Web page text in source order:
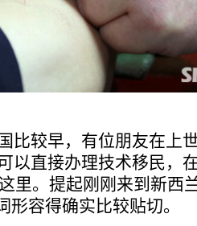
较早，有位朋友在上
以直接办理技术移民，
里。提起刚刚来到新西
形容得确实比较贴切。